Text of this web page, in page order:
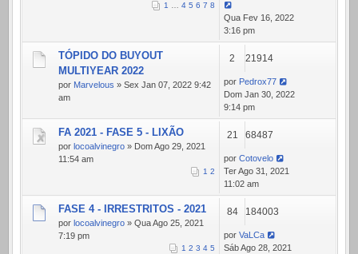
1 … 4 5 6 7 8
Qua Fev 16, 2022
3:16 pm
TÓPIDO DO BUYOUT
MULTIYEAR 2022
por Marvelous » Sex Jan 07, 2022 9:42
am
2 21914
por Pedrox77
Dom Jan 30, 2022
9:14 pm
FA 2021 - FASE 5 - LIXÃO
por locoalvinegro » Dom Ago 29, 2021
11:54 am
1 2
21 68487
por Cotovelo
Ter Ago 31, 2021
11:02 am
FASE 4 - IRRESTRITOS - 2021
por locoalvinegro » Qua Ago 25, 2021
7:19 pm
1 2 3 4 5
84 184003
por VaLCa
Sáb Ago 28, 2021